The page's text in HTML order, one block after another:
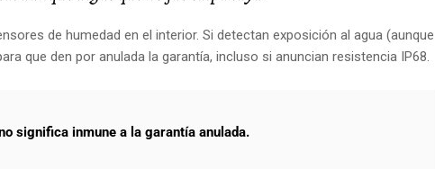
de humedad en el interior. Si detectan exposición al agua (aunque
que den por anulada la garantía, incluso si anuncian resistencia IP68.
significa inmune a la garantía anulada.